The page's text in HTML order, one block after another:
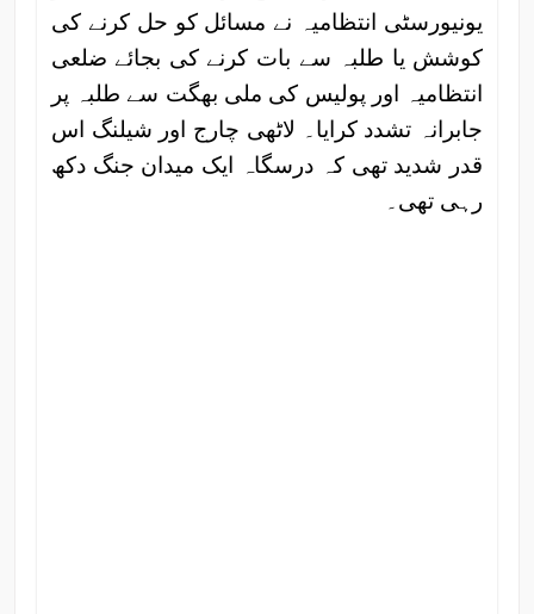
یونیورسٹی انتظامیہ نے مسائل کو حل کرنے کی
کوشش یا طلبہ سے بات کرنے کی بجائے ضلعی
انتظامیہ اور پولیس کی ملی بھگت سے طلبہ پر
جابرانہ تشدد کرایا۔ لاٹھی چارج اور شیلنگ اس
قدر شدید تھی کہ درسگاہ ایک میدان جنگ دکھ
رہی تھی۔